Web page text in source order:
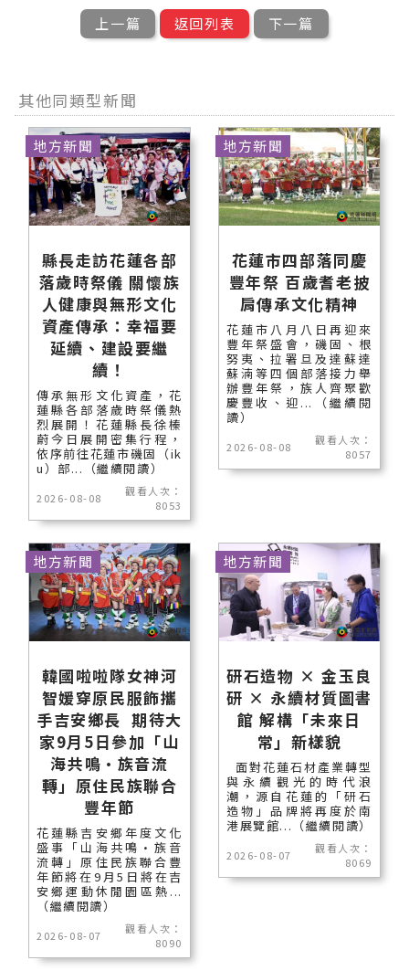
上一篇 返回列表 下一篇
其他同類型新聞
縣長走訪花蓮各部
落歲時祭儀 關懷族
人健康與無形文化
資產傳承：幸福要
延續、建設要繼
續！
傳承無形文化資產，花
蓮縣各部落歲時祭儀熱
烈展開！花蓮縣長徐榛
蔚今日展開密集行程，
依序前往花蓮市磯固（ik
u）部...（繼續閱讀）
2026-08-08
觀看人次：
8053
地方新聞
花蓮市四部落同慶
豐年祭 百歲耆老披
肩傳承文化精神
花蓮市八月八日再迎來
豐年祭盛會，磯固、根
努夷、拉署旦及達蘇達
蘇湳等四個部落接力舉
辦豐年祭，族人齊聚歡
慶豐收、迎...（繼續閱
讀）
2026-08-08
觀看人次：
8057
地方新聞
韓國啦啦隊女神河
智媛穿原民服飾攜
手吉安鄉長 期待大
家9月5日參加「山
海共鳴•族音流
轉」原住民族聯合
豐年節
花蓮縣吉安鄉年度文化
盛事「山海共鳴•族音
流轉」原住民族聯合豐
年節將在9月5日將在吉
安鄉運動休閒園區熱...
（繼續閱讀）
2026-08-07
觀看人次：
8090
地方新聞
研石造物 × 金玉良
研 × 永續材質圖書
館 解構「未來日
常」新樣貌
面對花蓮石材產業轉型
與永續觀光的時代浪
潮，源自花蓮的「研石
造物」品牌將再度於南
港展覽館...（繼續閱讀）
2026-08-07
觀看人次：
8069
地方新聞